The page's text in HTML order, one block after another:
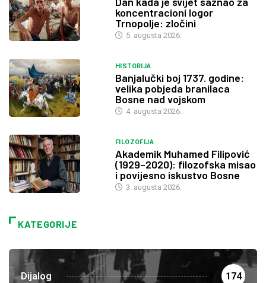
koncentracioni logor
Trnopolje: zločini
5. augusta 2026.
HISTORIJA
Banjalučki boj 1737. godine:
velika pobjeda branilaca
Bosne nad vojskom
4. augusta 2026.
FILOZOFIJA
Akademik Muhamed Filipović
(1929–2020): filozofska misao
i povijesno iskustvo Bosne
3. augusta 2026.
KATEGORIJE
Dijalog 174